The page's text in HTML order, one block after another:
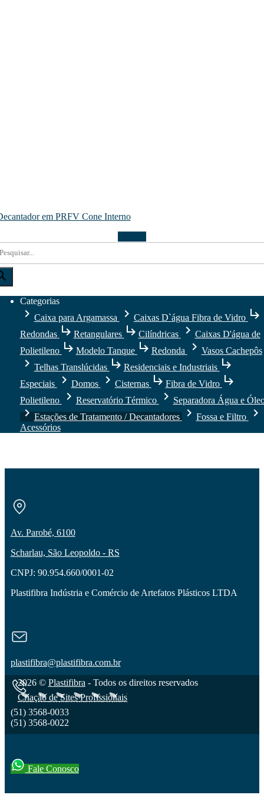
em PRFV Cone Interno
Categorias
chevron_right Caixa para Argamassa chevron_right Caixas D`água Fibra de Vidro subdirectory_arrow_right
Redondas subdirectory_arrow_right Retangulares subdirectory_arrow_right Cilíndricas chevron_right Caixas D'água de
Polietileno subdirectory_arrow_right Modelo Tanque subdirectory_arrow_right Redonda chevron_right Vasos Cachepôs
chevron_right Telhas Translúcidas subdirectory_arrow_right Residenciais e Industriais subdirectory_arrow_right
Especiais chevron_right Domos chevron_right Cisternas subdirectory_arrow_right Fibra de Vidro subdirectory_arrow_right
Polietileno chevron_right Reservatório Térmico chevron_right Separadora Água e
chevron_rightEstações de Tratamento / Decantadores chevron_right Fossa e Filtro chevron_right
Acessórios
Av. Parobé, 6100
Scharlau, São Leopoldo - RS
CNPJ: 90.954.660/0001-02
Plastifibra Indústria e Comércio de Artefatos Plásticos LTDA
plastifibra@plastifibra.com.br
(51) 3568-0033
(51) 3568-0022
Fale Conosco
2026 © Plastifibra - Todos os direitos reservados
Criação de Sites Profissionais